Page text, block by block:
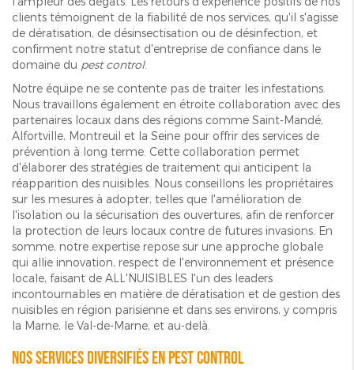
clients témoignent de la fiabilité de nos services, qu'il s'agisse
de dératisation, de désinsectisation ou de désinfection, et
confirment notre statut d'entreprise de confiance dans le
domaine du pest control.
Notre équipe ne se contente pas de traiter les infestations.
Nous travaillons également en étroite collaboration avec des
partenaires locaux dans des régions comme Saint-Mandé,
Alfortville, Montreuil et la Seine pour offrir des services de
prévention à long terme. Cette collaboration permet
d'élaborer des stratégies de traitement qui anticipent la
réapparition des nuisibles. Nous conseillons les propriétaires
sur les mesures à adopter, telles que l'amélioration de
l'isolation ou la sécurisation des ouvertures, afin de renforcer
la protection de leurs locaux contre de futures invasions. En
somme, notre expertise repose sur une approche globale
qui allie innovation, respect de l'environnement et présence
locale, faisant de ALL'NUISIBLES l'un des leaders
incontournables en matière de dératisation et de gestion des
nuisibles en région parisienne et dans ses environs, y compris
la Marne, le Val-de-Marne, et au-delà.
Nos services diversifiés en pest control